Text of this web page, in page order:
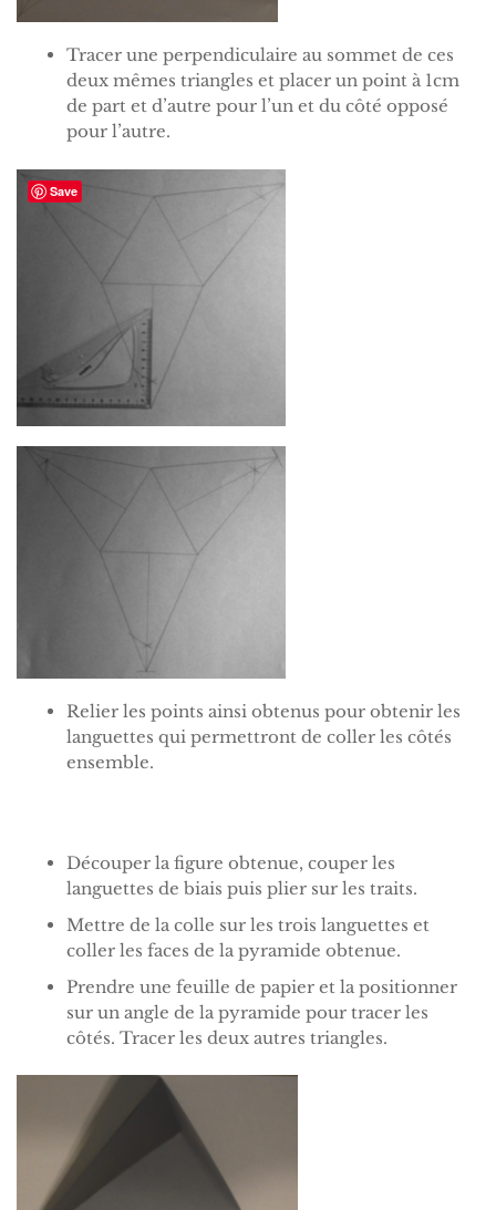
Tracer une perpendiculaire au sommet de ces
deux mêmes triangles et placer un point à 1cm
de part et d’autre pour l’un et du côté opposé
pour l’autre.
Relier les points ainsi obtenus pour obtenir les
languettes qui permettront de coller les côtés
ensemble.
Découper la figure obtenue, couper les
languettes de biais puis plier sur les traits.
Mettre de la colle sur les trois languettes et
coller les faces de la pyramide obtenue.
Prendre une feuille de papier et la positionner
sur un angle de la pyramide pour tracer les
côtés. Tracer les deux autres triangles.
Save